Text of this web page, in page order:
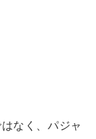
なく、パジャ